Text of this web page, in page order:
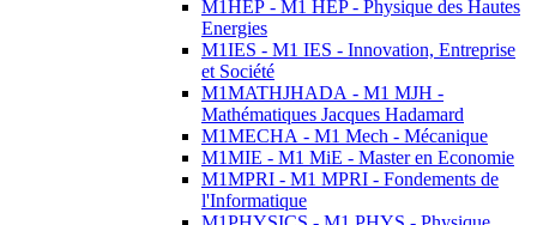
M1HEP - M1 HEP - Physique des Hautes
Energies
M1IES - M1 IES - Innovation, Entreprise
et Société
M1MATHJHADA - M1 MJH -
Mathématiques Jacques Hadamard
M1MECHA - M1 Mech - Mécanique
M1MIE - M1 MiE - Master en Economie
M1MPRI - M1 MPRI - Fondements de
l'Informatique